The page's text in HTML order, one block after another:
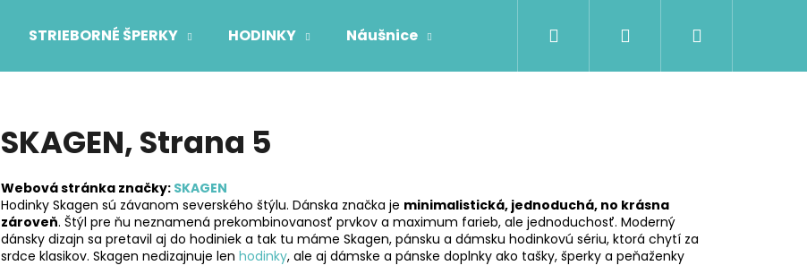
STRIEBORNÉ ŠPERKY HODINKY Náušnice Prívesky Retiazky
Hľadať Prihlásenie
SKAGEN, Strana 5
Webová stránka značky: SKAGEN
Hodinky Skagen sú závanom severského štýlu. Dánska značka je minimalistická, jednoduchá, no krásna
zároveň. Štýl pre ňu neznamená prekombinovanosť prvkov a maximum farieb, ale jednoduchosť. Moderný
dánsky dizajn sa pretavil aj do hodiniek a tak tu máme Skagen, pánsku a dámsku hodinkovú sériu, ktorá chytí za
srdce klasikov. Skagen nedizajnuje len hodinky, ale aj dámske a pánske doplnky ako tašky, šperky a peňaženky
Odporúčame